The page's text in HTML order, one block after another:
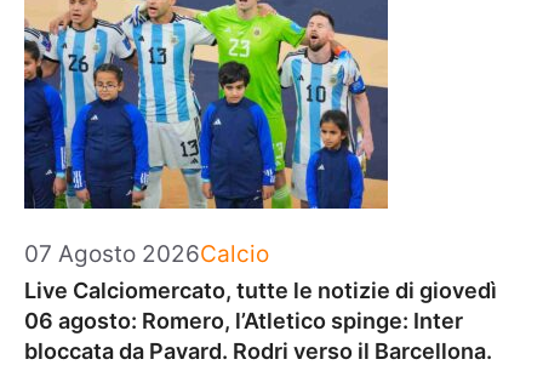
07 Agosto 2026Categorie
Calcio
Live Calciomercato, tutte le notizie di giovedì
06 agosto: Romero, l’Atletico spinge: Inter
bloccata da Pavard. Rodri verso il Barcellona.